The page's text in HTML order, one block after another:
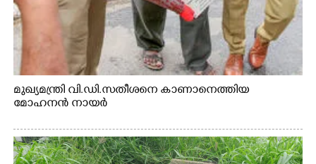
മുഖ്യമന്ത്രി വി.ഡി.സതീശനെ കാണാനെത്തിയ
മോഹനൻ നായർ